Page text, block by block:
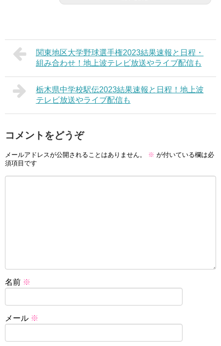
関東地区大学野球選手権2023結果速報と日程・
組み合わせ！地上波テレビ放送やライブ配信も
栃木県中学校駅伝2023結果速報と日程！地上波
テレビ放送やライブ配信も
コメントをどうぞ
メールアドレスが公開されることはありません。 ※ が付いている欄は必
須項目です
名前 ※
メール ※